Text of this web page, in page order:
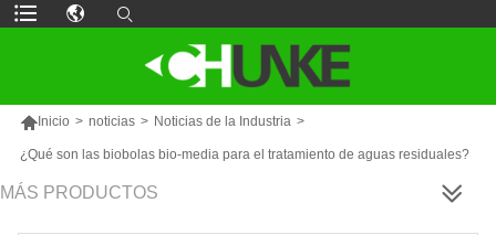
Inicio > noticias > Noticias de la Industria >
¿Qué son las biobolas bio-media para el tratamiento de aguas residuales?
MÁS PRODUCTOS